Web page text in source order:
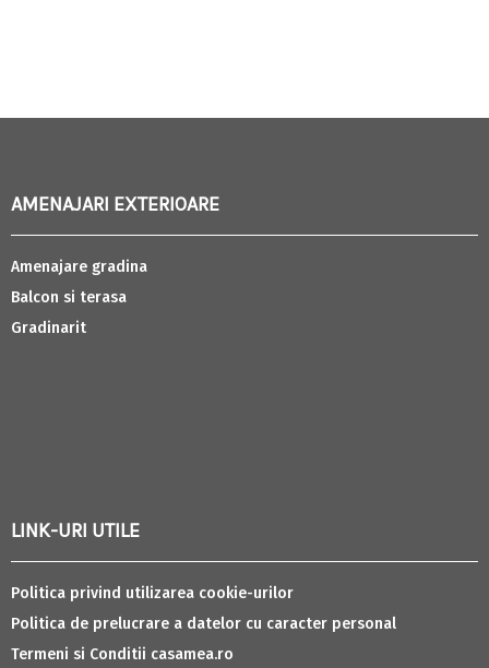
AMENAJARI EXTERIOARE
Amenajare gradina
Balcon si terasa
Gradinarit
LINK-URI UTILE
Politica privind utilizarea cookie-urilor
Politica de prelucrare a datelor cu caracter personal
Termeni si Conditii casamea.ro